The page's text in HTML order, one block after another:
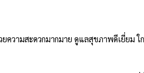
ความสะดวกมากมาย ดูแลสุขภาพดีเยี่ยม ใ